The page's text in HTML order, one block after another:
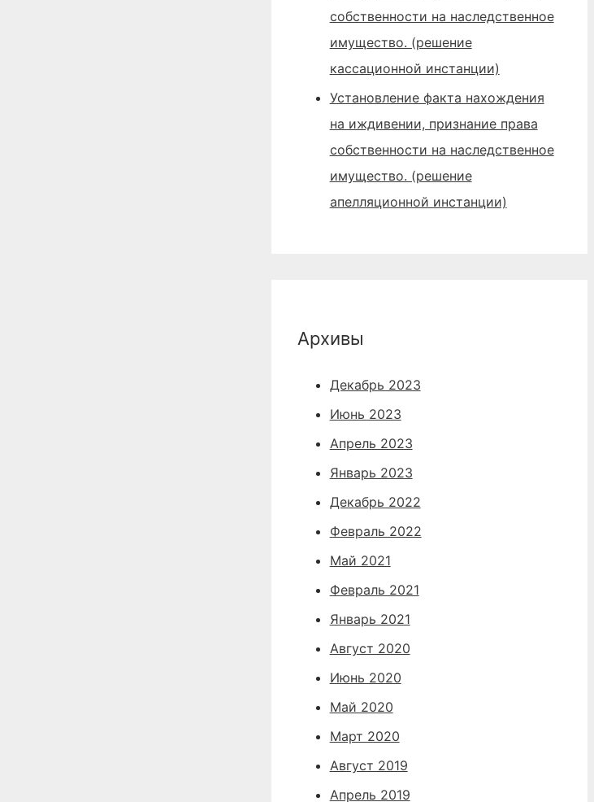
собственности на наследственное
имущество. (решение
кассационной инстанции)
Установление факта нахождения
на иждивении, признание права
собственности на наследственное
имущество. (решение
апелляционной инстанции)
Архивы
Декабрь 2023
Июнь 2023
Апрель 2023
Январь 2023
Декабрь 2022
Февраль 2022
Май 2021
Февраль 2021
Январь 2021
Август 2020
Июнь 2020
Май 2020
Март 2020
Август 2019
Апрель 2019